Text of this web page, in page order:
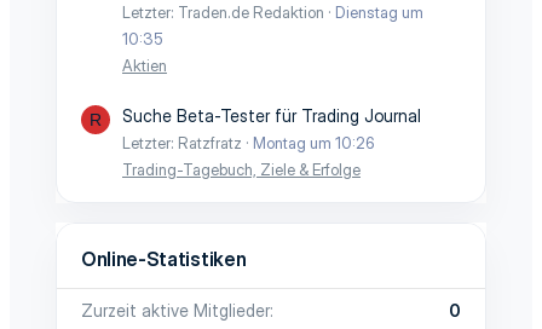
Letzter: Traden.de Redaktion
Dienstag um
10:35
Aktien
R Suche Beta-Tester für Trading Journal
Letzter: Ratzfratz
Montag um 10:26
Trading-Tagebuch, Ziele & Erfolge
Online-Statistiken
Zurzeit aktive Mitglieder
0